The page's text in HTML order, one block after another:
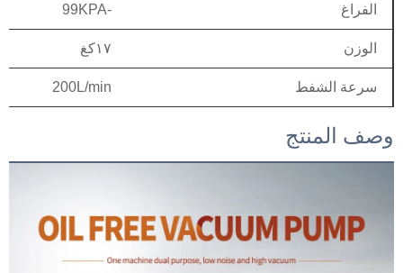
الفراغ -99KPA
الوزن ١٧كغ
سرعة الشفط 200L/min
وصف المنتج